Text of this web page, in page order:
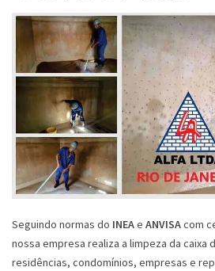
Seguindo normas do INEAe ANVISAcom
nossa empresa realiza a limpeza da caixa
residências, condomínios, empresas e